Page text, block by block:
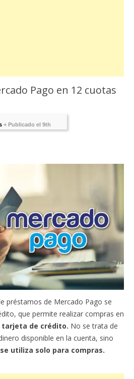
Pago en 12 cuotas
+ Publicado el 9th
préstamos de Mercado Pago se
que permite realizar compras en
de crédito. No se trata de
disponible en la cuenta, sino
se utiliza solo para compras.